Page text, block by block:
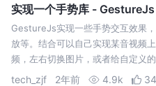
实现一个手势库 - GestureJs
GestureJs实现一些手势交互效果
放等。结合可以自己实现某音视频
频，左右切换图片，或者给自定义
加音量控制或者进度控制，或者图片
tech_zjf 2年前 4.9k 34